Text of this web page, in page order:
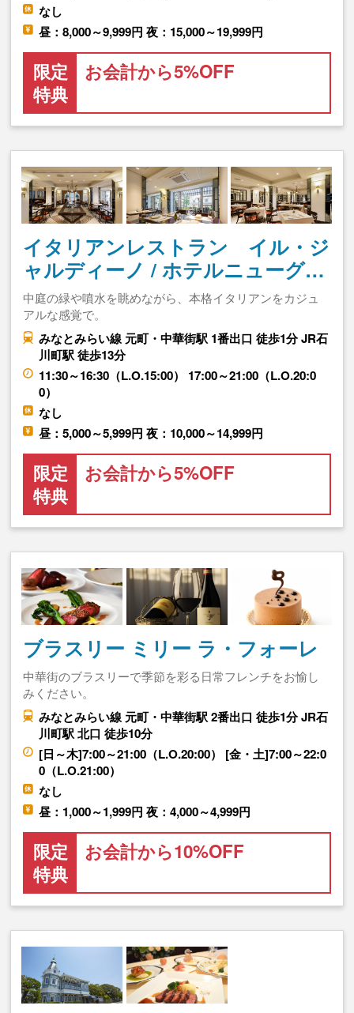
なし
昼：8,000～9,999円 夜：15,000～19,999円
限定
特典
お会計から5%OFF
イタリアンレストラン イル・ジ
ャルディーノ / ホテルニューグ…
中庭の緑や噴水を眺めながら、本格イタリアンをカジュ
アルな感覚で。
みなとみらい線 元町・中華街駅 1番出口 徒歩1分 JR石
川町駅 徒歩13分
11:30～16:30（L.O.15:00） 17:00～21:00（L.O.20:0
0）
なし
昼：5,000～5,999円 夜：10,000～14,999円
限定
特典
お会計から5%OFF
ブラスリー ミリー ラ・フォーレ
中華街のブラスリーで季節を彩る日常フレンチをお愉し
みください。
みなとみらい線 元町・中華街駅 2番出口 徒歩1分 JR石
川町駅 北口 徒歩10分
[日～木]7:00～21:00（L.O.20:00） [金・土]7:00～22:0
0（L.O.21:00）
なし
昼：1,000～1,999円 夜：4,000～4,999円
限定
特典
お会計から10%OFF